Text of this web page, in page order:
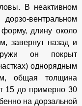
В неактивном
вентральном
длину около
завернут назад и
он покрыт
однорядным
общая толщина
15 до примерно 30
на дорзальной